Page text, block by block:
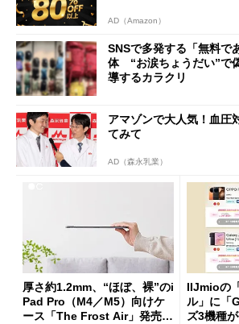
AD（Amazon）
SNSで多発する「無料で
体 “お涙ちょうだい”で
導するカラクリ
アマゾンで大人気！血圧
てみて
AD（森永乳業）
厚さ約1.2mm、“ほぼ、裸”のi
Pad Pro（M4／M5）向けケ
ース「The Frost Air」発売
IIJmioの
ル」に「
ズ3機種